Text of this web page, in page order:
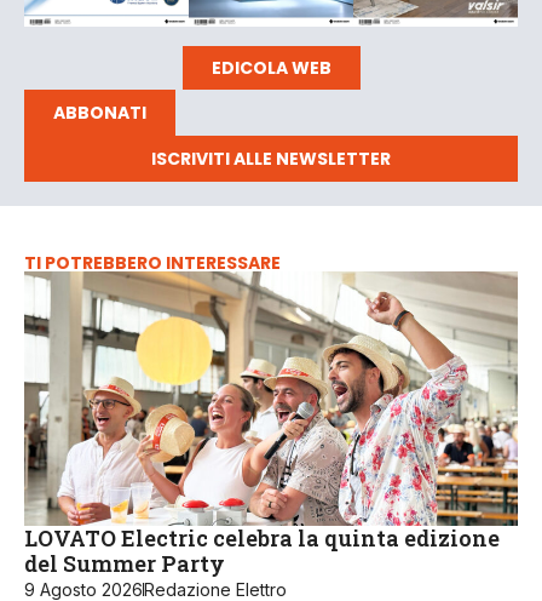
EDICOLA WEB
ABBONATI
ISCRIVITI ALLE NEWSLETTER
TI POTREBBERO INTERESSARE
LOVATO Electric celebra la quinta edizione
del Summer Party
9 Agosto 2026Redazione Elettro